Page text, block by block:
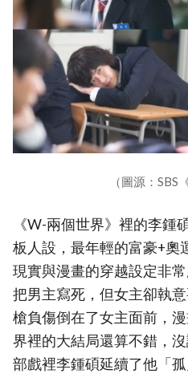
（圖源：SBS
《W-兩個世界》裡的李鍾
板人設，最年輕的富豪+奧
現實與漫畫的穿越設定非
把男主寫死，但女主卻執
槍負傷倒在了女主面前，
界裡的大結局還算不錯，
部戲裡李鍾碩延續了他「